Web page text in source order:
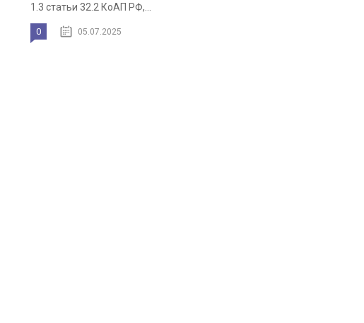
1.3 статьи 32.2 КоАП РФ,...
0 05.07.2025